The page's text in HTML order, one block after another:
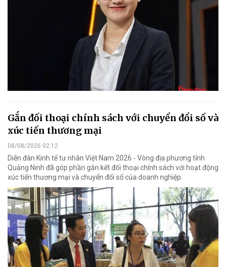
Gắn đối thoại chính sách với chuyển đổi số và
xúc tiến thương mại
08/08/2026 02:12
Diễn đàn Kinh tế tư nhân Việt Nam 2026 - Vòng địa phương tỉnh
Quảng Ninh đã góp phần gắn kết đối thoại chính sách với hoạt động
xúc tiến thương mại và chuyển đổi số của doanh nghiệp.